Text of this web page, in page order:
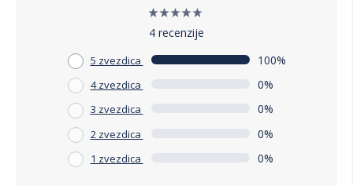
4 recenzije
5 zvezdica 100%
4 zvezdica 0%
3 zvezdica 0%
2 zvezdica 0%
1 zvezdica 0%